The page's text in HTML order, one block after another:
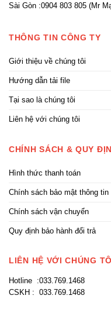
Sài Gòn :0904 803 805 (Mr
THÔNG TIN CÔNG TY
Giới thiệu về chúng tôi
Hướng dẫn tải file
Tại sao là chúng tôi
Liên hệ với chúng tôi
CHÍNH SÁCH & QUY
Hình thức thanh toán
Chính sách bảo mật thông tin
Chính sách vận chuyển
Quy định bảo hành đổi trả
LIÊN HỆ VỚI CHÚNG
Hotline :033.769.1468
CSKH : 033.769.1468